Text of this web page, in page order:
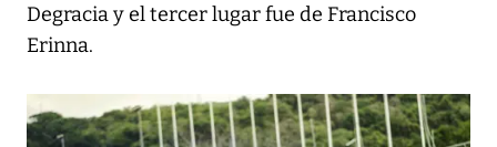
Degracia y el tercer lugar fue de Francisco
Erinna.